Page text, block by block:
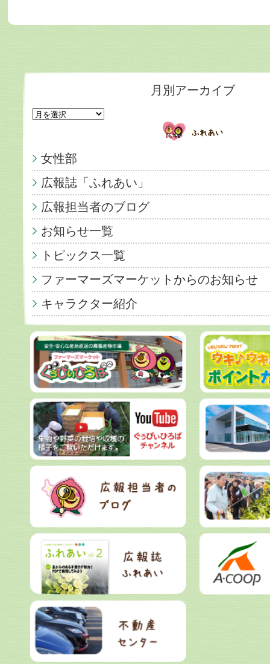
月別アーカイブ
女性部
広報誌「ふれあい」
広報担当者のブログ
お知らせ一覧
トピックス一覧
ファーマーズマーケットからのお知らせ
キャラクター紹介